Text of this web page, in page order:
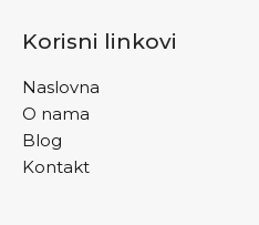
Korisni linkovi
Naslovna
O nama
Blog
Kontakt